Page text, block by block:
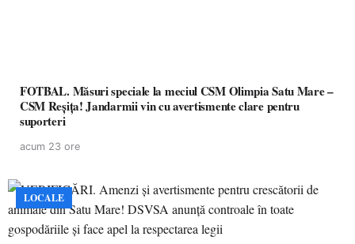
FOTBAL. Măsuri speciale la meciul CSM Olimpia Satu Mare –
CSM Reșița! Jandarmii vin cu avertismente clare pentru
suporteri
acum 23 ore
LOCALE